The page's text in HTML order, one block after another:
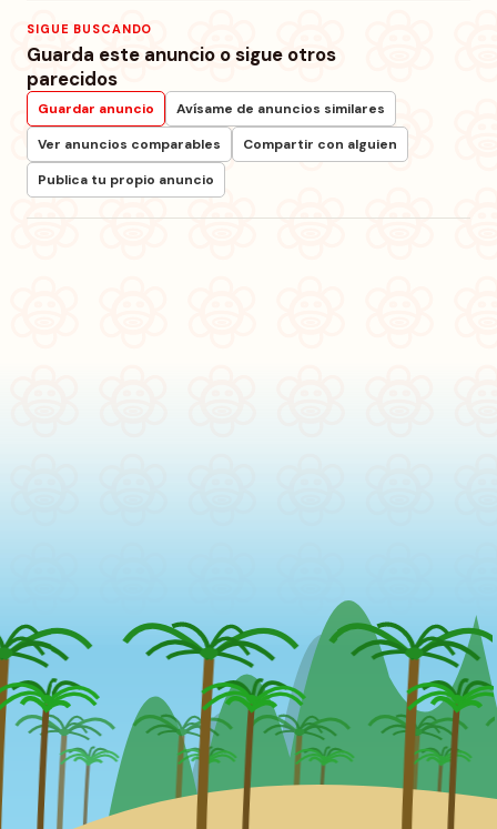
SIGUE BUSCANDO
Guarda este anuncio o sigue otros
parecidos
Guardar anuncio
Avísame de anuncios similares
Ver anuncios comparables
Compartir con alguien
Publica tu propio anuncio